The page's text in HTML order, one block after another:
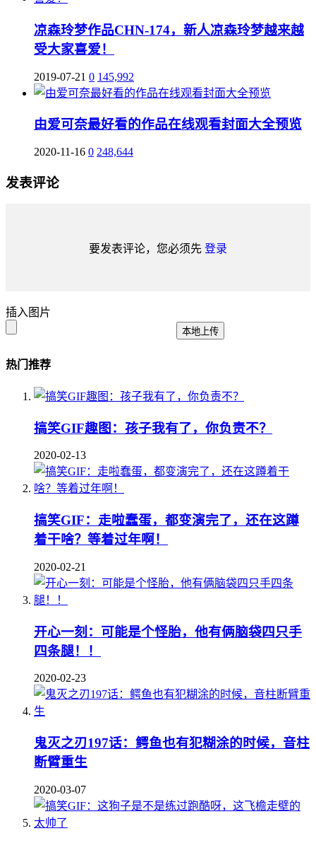
凉森玲梦作品CHN-174，新人凉森玲梦越来越
受大家喜爱！
2019-07-21 0 145,992
由爱可奈最好看的作品在线观看封面大全预览
2020-11-16 0 248,644
发表评论
要发表评论，您必须先 登录
插入图片
本地上传
热门推荐
搞笑GIF趣图：孩子我有了，你负责不？
2020-02-13
搞笑GIF：走啦蠢蛋，都变演完了，还在这蹲
着干啥？等着过年啊！
2020-02-21
开心一刻：可能是个怪胎，他有俩脑袋四只手
四条腿！！
2020-02-23
鬼灭之刃197话：鳄鱼也有犯糊涂的时候，音柱
断臂重生
2020-03-07